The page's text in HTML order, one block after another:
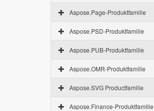
Aspose.Page-Produktfamilie
Aspose.PSD-Produktfamilie
Aspose.PUB-Produktfamilie
Aspose.OMR-Produktfamilie
Aspose.SVG Productfamilie
Aspose.Finance-Produktfamilie